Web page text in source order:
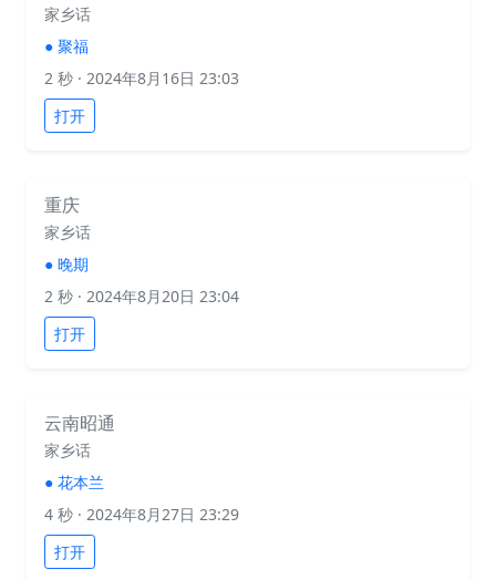
家乡话
● 聚福
2 秒 · 2024年8月16日 23:03
打开
重庆
家乡话
● 晚期
2 秒 · 2024年8月20日 23:04
打开
云南昭通
家乡话
● 花本兰
4 秒 · 2024年8月27日 23:29
打开